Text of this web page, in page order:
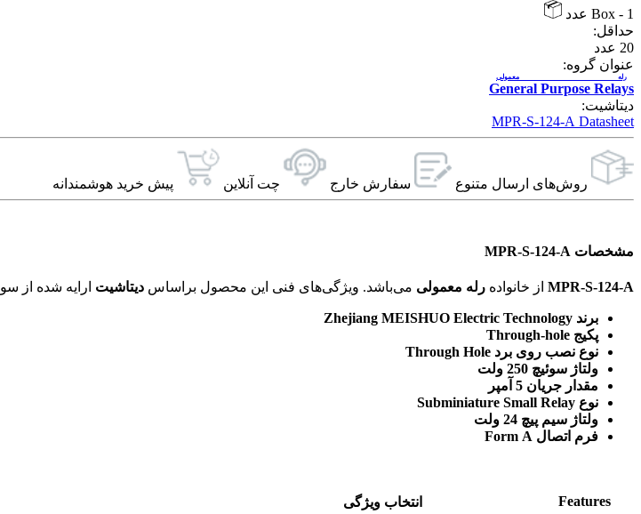
Box - 1 عدد
حداقل:
20 عدد
عنوان گروه:
General Purpose Relays
رله معمولی
دیتاشیت:
MPR-S-124-A Datasheet
روش‌های ارسال‌ متنوع سفارش خارج چت آنلاین پیش خرید هوشمندانه
مشخصات MPR-S-124-A
MPR-S-124-A از خانواده رله معمولی دیتاشیت ارایه شده از
برند Zhejiang MEISHUO Electric Technology
پکیج Through-hole
نوع نصب روی برد Through Hole
ولتاژ سوئیچ 250 ولت
مقدار جریان 5 آمپر
نوع Subminiature Small Relay
ولتاژ سیم پیچ 24 ولت
فرم اتصال Form A
Features
انتخاب ویژگی